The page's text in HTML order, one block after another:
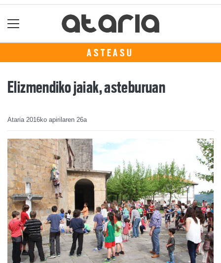
ASTEASU
Elizmendiko jaiak, asteburuan
Ataria 2016ko apirilaren 26a